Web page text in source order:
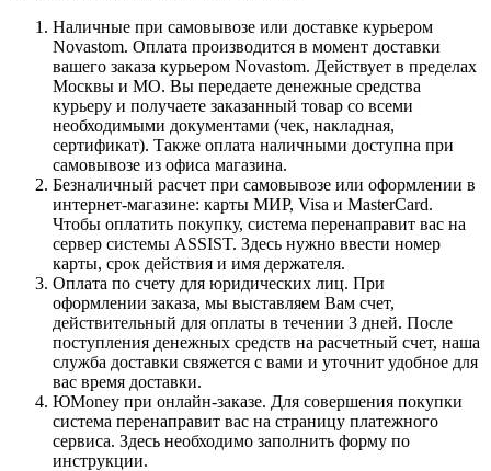
Наличные при самовывозе или доставке курьером
Novastom. Оплата производится в момент доставки
вашего заказа курьером Novastom. Действует в пределах
Москвы и МО. Вы передаете денежные средства
курьеру и получаете заказанный товар со всеми
необходимыми документами (чек, накладная,
сертификат). Также оплата наличными доступна при
самовывозе из офиса магазина.
Безналичный расчет при самовывозе или оформлении в
интернет-магазине: карты МИР, Visa и MasterCard.
Чтобы оплатить покупку, система перенаправит вас на
сервер системы ASSIST. Здесь нужно ввести номер
карты, срок действия и имя держателя.
Оплата по счету для юридических лиц. При
оформлении заказа, мы выставляем Вам счет,
действительный для оплаты в течении 3 дней. После
поступления денежных средств на расчетный счет, наша
служба доставки свяжется с вами и уточнит удобное для
вас время доставки.
ЮMoney при онлайн-заказе. Для совершения покупки
система перенаправит вас на страницу платежного
сервиса. Здесь необходимо заполнить форму по
инструкции.